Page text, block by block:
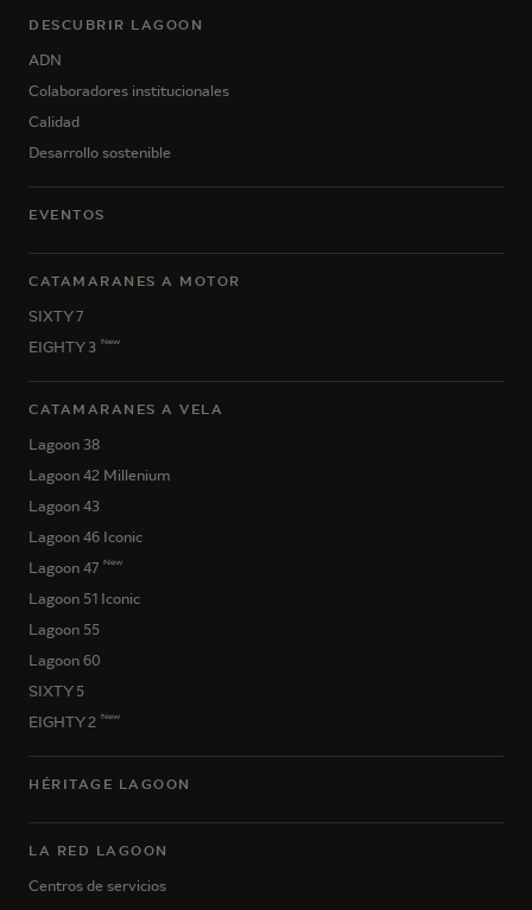
DESCUBRIR LAGOON
ADN
Colaboradores institucionales
Calidad
Desarrollo sostenible
EVENTOS
CATAMARANES A MOTOR
SIXTY 7
EIGHTY 3 New
CATAMARANES A VELA
Lagoon 38
Lagoon 42 Millenium
Lagoon 43
Lagoon 46 Iconic
Lagoon 47 New
Lagoon 51 Iconic
Lagoon 55
Lagoon 60
SIXTY 5
EIGHTY 2
New
HÉRITAGE LAGOON
LA RED LAGOON
Centros de servicios